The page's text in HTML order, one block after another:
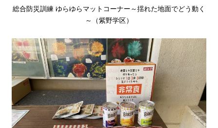
総合防災訓練 ゆらゆらマットコーナー～揺れた地面でどう動く
～（紫野学区）